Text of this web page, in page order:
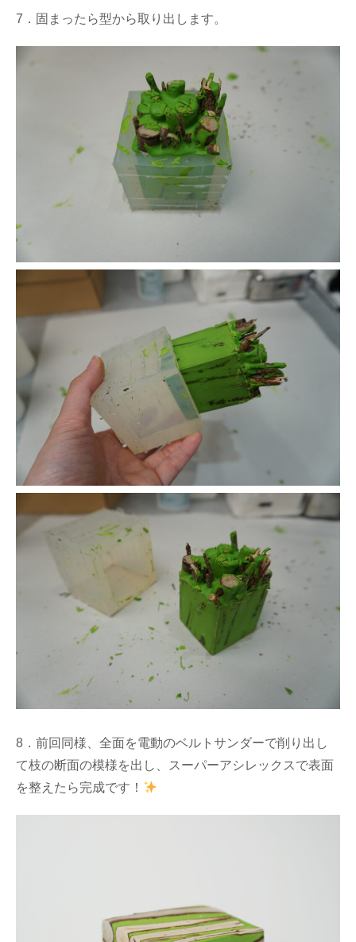
7．固まったら型から取り出します。
8．前回同様、全面を電動のベルトサンダーで削り出し
て枝の断面の模様を出し、スーパーアシレックスで表面
を整えたら完成です！